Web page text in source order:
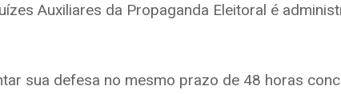
Auxiliares da Propaganda Eleitoral é
sua defesa no mesmo prazo de 48 horas